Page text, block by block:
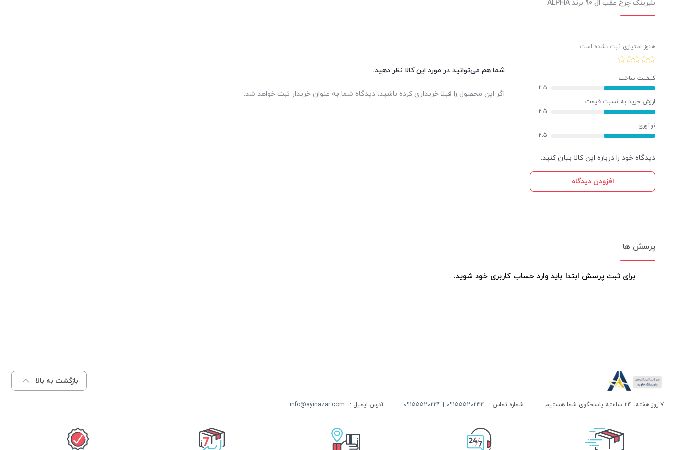
بلبرینگ چرخ عقب ال 90 برند ALPHA
هنوز امتیازی ثبت نشده است
کیفیت ساخت
2.5
ارزش خرید به نسبت قیمت
2.5
نوآوری
2.5
دیدگاه خود را درباره این کالا بیان کنید.
افزودن دیدگاه
شما هم می‌توانید در مورد این کالا نظر دهید.
اگر این محصول را قبلا خریداری کرده باشید، دیدگاه شما به عنوان خریدار ثبت خواهد شد.
پرسش ها
برای ثبت پرسش ابتدا باید وارد حساب کاربری خود شوید.
بازگشت به بالا
۷ روز هفته، ۲۴ ساعته پاسخگوی شما هستیم. شماره تماس : 09155520234 | 09155520244 آدرس ایمیل : info@ayinazar.com